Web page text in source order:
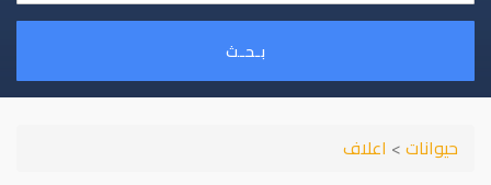
بـحـث
حيوانات> اعلاف